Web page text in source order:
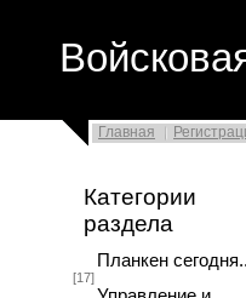
Главная
Категории
раздела
Планкен
[17]